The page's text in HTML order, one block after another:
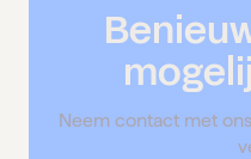
Neem contact met